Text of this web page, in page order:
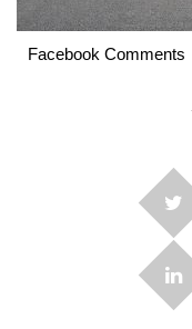
Facebook Comments